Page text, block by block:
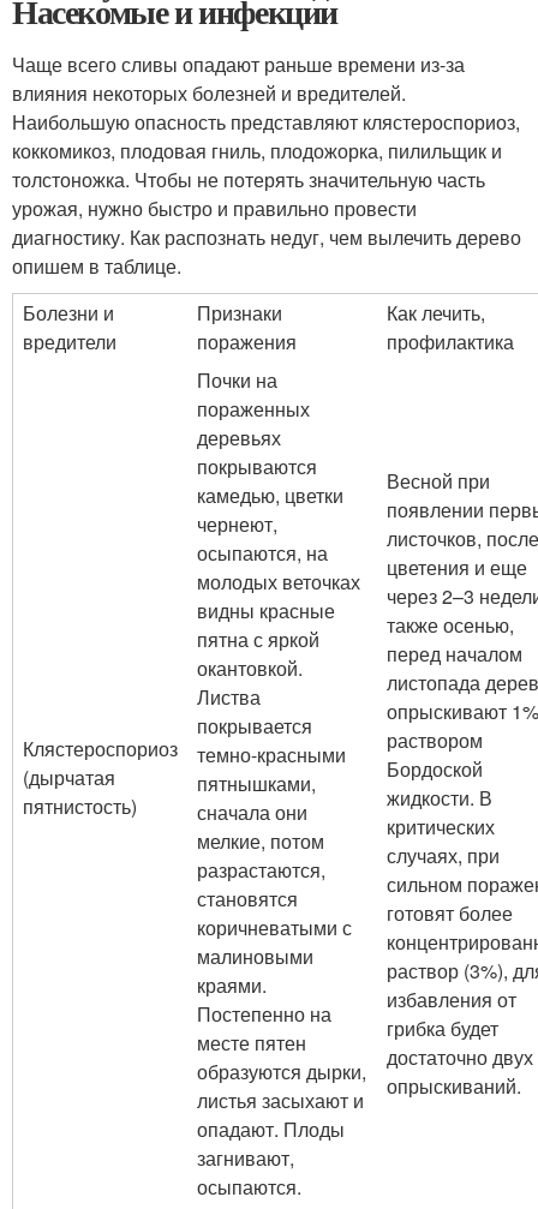
Насекомые и инфекции
Чаще всего сливы опадают раньше времени из-за
влияния некоторых болезней и вредителей.
Наибольшую опасность представляют клястероспориоз,
коккомикоз, плодовая гниль, плодожорка, пилильщик и
толстоножка. Чтобы не потерять значительную часть
урожая, нужно быстро и правильно провести
диагностику. Как распознать недуг, чем вылечить дерево
опишем в таблице.
Болезни и
вредители
Признаки
поражения
Как лечить,
профилактика
Клястероспориоз
(дырчатая
пятнистость)
Почки на
пораженных
деревьях
покрываются
камедью, цветки
чернеют,
осыпаются, на
молодых веточках
видны красные
пятна с яркой
окантовкой.
Листва
покрывается
темно-красными
пятнышками,
сначала они
мелкие, потом
разрастаются,
становятся
коричневатыми с
малиновыми
краями.
Постепенно на
месте пятен
образуются дырки,
листья засыхают и
опадают. Плоды
загнивают,
осыпаются.
Весной при
появлении
листочков, после
цветения и еще
через 2–3
также осенью,
перед началом
листопада
опрыскивают 1%
раствором
Бордоской
жидкости. В
критических
случаях, при
сильном
готовят более
раствор (3%),
избавления от
грибка будет
достаточно двух
опрыскиваний.